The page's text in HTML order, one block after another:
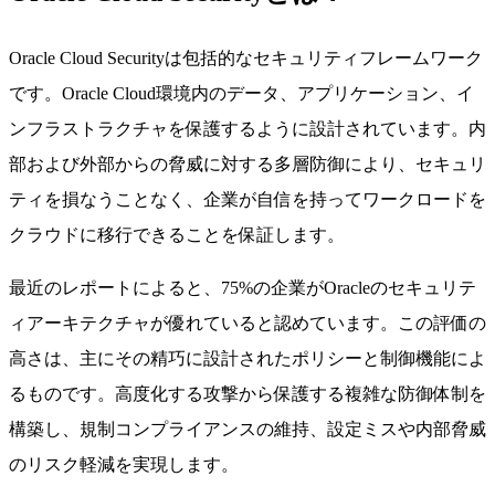
Oracle Cloud Securityは包括的なセキュリティフレームワーク
です。Oracle Cloud環境内のデータ、アプリケーション、イ
ンフラストラクチャを保護するように設計されています。内
部および外部からの脅威に対する多層防御により、セキュリ
ティを損なうことなく、企業が自信を持ってワークロードを
クラウドに移行できることを保証します。
最近のレポートによると、75%の企業がOracleのセキュリテ
ィアーキテクチャが優れていると認めています。この評価の
高さは、主にその精巧に設計されたポリシーと制御機能によ
るものです。高度化する攻撃から保護する複雑な防御体制を
構築し、規制コンプライアンスの維持、設定ミスや内部脅威
のリスク軽減を実現します。